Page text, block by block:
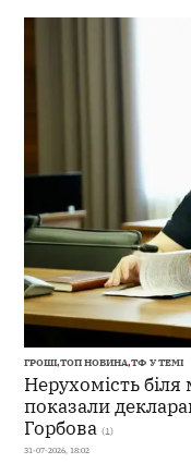
ГРОШІ,ТОП НОВИНА,ТФ У ТЕМІ
Нерухомість
показали
Горбова (1)
31-07-2026, 18:02